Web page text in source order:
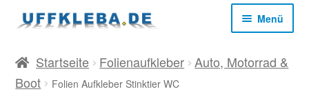
Zur
Navigation
Zum
Inhalt
Menü
StartStartseite Folienaufkleber
Auto, Motorrad &
Boot
Folien Aufkleber Stinktier WC